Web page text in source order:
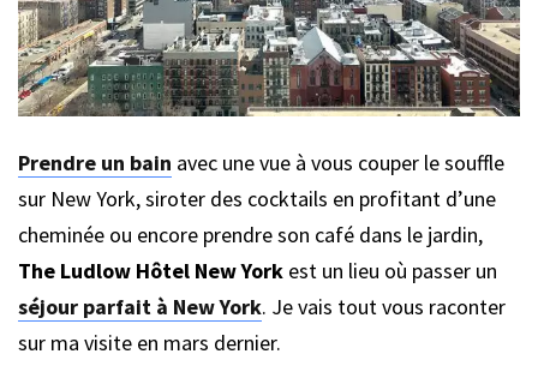
Prendre un bain avec une vue à vous couper le souffle
sur New York, siroter des cocktails en profitant d’une
cheminée ou encore prendre son café dans le jardin,
The Ludlow Hôtel New York est un lieu où passer un
séjour parfait à New York. Je vais tout vous raconter
sur ma visite en mars dernier.